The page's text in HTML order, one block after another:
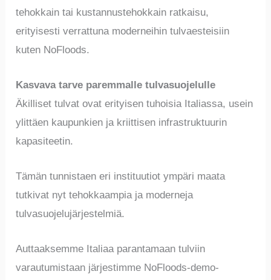
tehokkain tai kustannustehokkain ratkaisu,
erityisesti verrattuna moderneihin tulvaesteisiin
kuten NoFloods.
Kasvava tarve paremmalle tulvasuojelulle
Äkilliset tulvat ovat erityisen tuhoisia Italiassa, usein
ylittäen kaupunkien ja kriittisen infrastruktuurin
kapasiteetin.
Tämän tunnistaen eri instituutiot ympäri maata
tutkivat nyt tehokkaampia ja moderneja
tulvasuojelujärjestelmiä.
Auttaaksemme Italiaa parantamaan tulviin
varautumistaan järjestimme NoFloods-demo-